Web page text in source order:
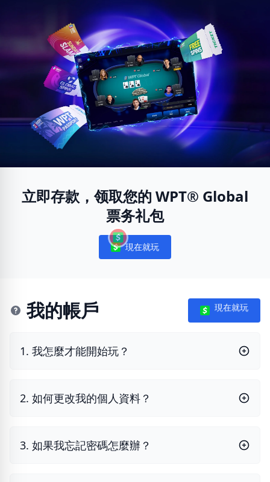
立即存款，领取您的 WPT® Global
票务礼包
Notifications
現在就玩
我的帳戶 現在就玩
1. 我怎麼才能開始玩？
2. 如何更改我的個人資料？
3. 如果我忘記密碼怎麼辦？